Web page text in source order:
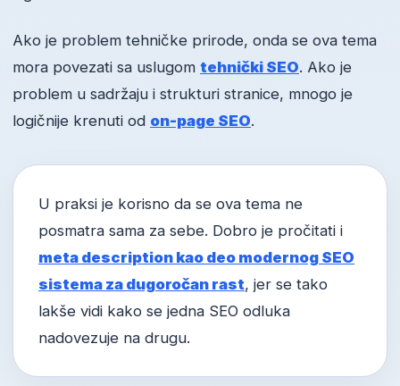
Ako je problem tehničke prirode, onda se ova tema
mora povezati sa uslugom tehnički SEO. Ako je
problem u sadržaju i strukturi stranice, mnogo je
logičnije krenuti od on-page SEO.
U praksi je korisno da se ova tema ne
posmatra sama za sebe. Dobro je pročitati i
meta description kao deo modernog SEO
sistema za dugoročan rast, jer se tako
lakše vidi kako se jedna SEO odluka
nadovezuje na drugu.